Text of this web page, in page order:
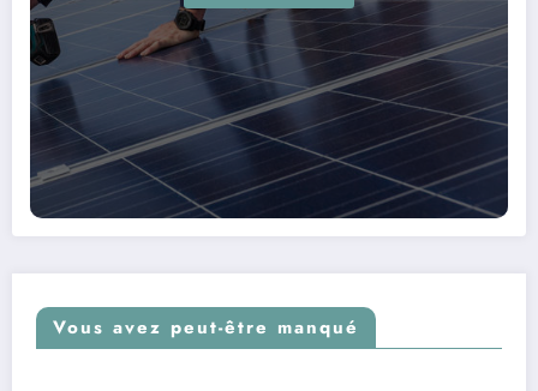
Vous avez peut-être manqué